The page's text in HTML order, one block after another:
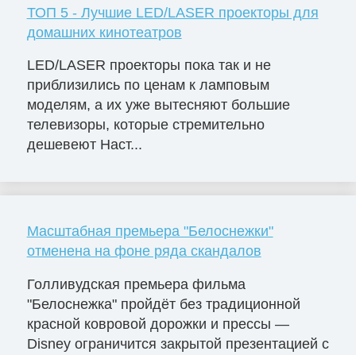
ТОП 5 - Лучшие LED/LASER проекторы для
домашних кинотеатров
LED/LASER проекторы пока так и не
приблизились по ценам к ламповым
моделям, а их уже вытесняют большие
телевизоры, которые стремительно
дешевеют Наст...
Масштабная премьера "Белоснежки"
отменена на фоне ряда скандалов
Голливудская премьера фильма
"Белоснежка" пройдёт без традиционной
красной ковровой дорожки и прессы —
Disney ограничится закрытой презентацией с